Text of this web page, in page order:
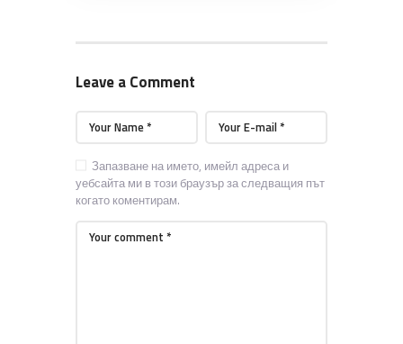
Leave a Comment
Запазване на името, имейл адреса и
уебсайта ми в този браузър за следващия път
когато коментирам.